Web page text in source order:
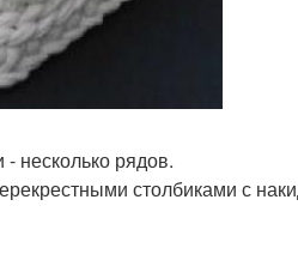
несколько рядов.
столбиками с